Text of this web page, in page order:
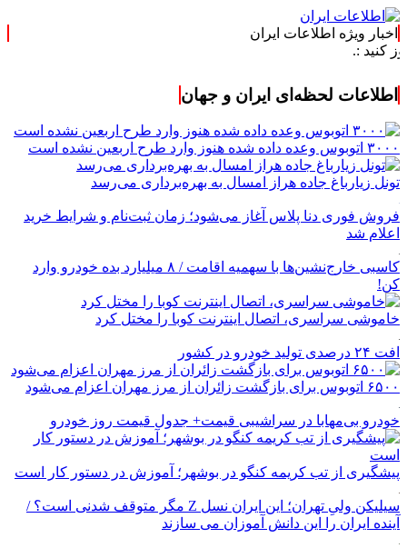
اخبار ویژه اطلاعات ایران
اطلاعات لحظه‌ای ایران و جهان
۳۰۰۰ اتوبوس وعده داده شده هنوز وارد طرح اربعین نشده است
تونل زیارباغ جاده هراز امسال به بهره‌برداری می‌رسد
فروش فوری دنا پلاس آغاز می‌شود؛ زمان ثبت‌نام و شرایط خرید
اعلام شد
کاسبی خارج‌نشین‌ها با سهمیه اقامت / ۸ میلیارد بده خودرو وارد
کن!
خاموشی سراسری، اتصال اینترنت کوبا را مختل کرد
افت ۲۴ درصدی تولید خودرو در کشور
۶۵۰۰ اتوبوس برای بازگشت زائران از مرز مهران اعزام می‌شود
خودرو بی‌مهابا در سراشیبی قیمت+ جدول قیمت روز خودرو
پیشگیری از تب کریمه کنگو در بوشهر؛ آموزش در دستور کار است
سیلیکن ولیِ تهران؛ این ایران نسل Z مگر متوقف شدنی است؟ /
آینده ایران را این دانش آموزان می سازند